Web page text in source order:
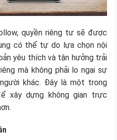
quyền riêng tư sẽ được
có thể tự do lựa chọn nội
yêu thích và tận hưởng trải
mà không phải lo ngại sự
khác. Đây là một trong
xây dựng không gian trực